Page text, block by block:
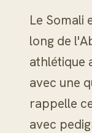
Le Somali
long de
athlétique
avec une
rappelle
avec